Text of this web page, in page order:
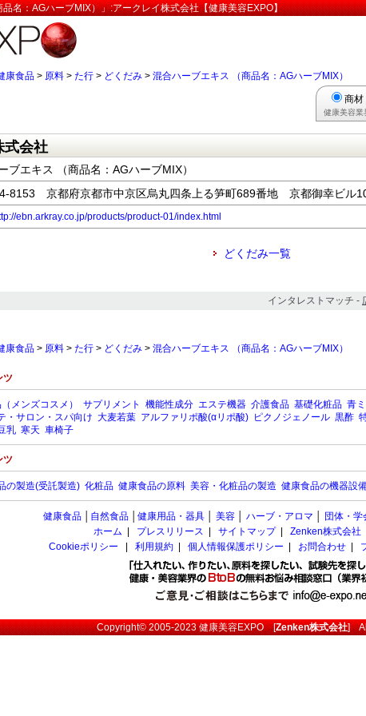
名：AGハーブMIX）」:アークレイ株式会社【健康美容EXPO】
康食品 > 原料 > た行 > どくだみ > 混合ハーブエキス （商品名：AGハーブMIX）
商材
健康美容業
式会社
ブエキス （商品名：AGハーブMIX）
8153 京都府京都市中京区烏丸四条上る笋町689番地 京都御幸ビル
ebn.arkray.co.jp/products/product-01/index.html
どくだみ一覧
インタレストマッチ -
康食品 > 原料 > た行 > どくだみ > 混合ハーブエキス （商品名：AGハーブMIX）
ツ
メンズコスメ） サプリメント 機能性成分 エステ機器 介護食品 基礎化粧品 青
・サロン・スパ向け 大麦若葉 アルファリポ酸(αリポ酸) ピクノジェノール 黒酢
乳 寒天 車椅子
ツ
の製造(受託製造) 化粧品 健康食品の原料 美容・化粧品の製造 健康食品の機器設
健康食品 自然食品 健康用品・器具 美容 ハーブ・アロマ 団体・学
ホーム
プレスリリース サイトマップ| Zenken株式会
Cookieポリシー
利用規約 個人情報保護ポリシー お問合わせ
Copyright© 2005-2023健康美容EXPO[Zenken株式会社]